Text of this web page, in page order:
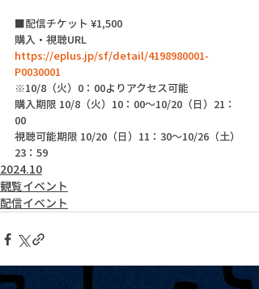
■配信チケット ¥1,500
購入・視聴URL
https://eplus.jp/sf/detail/4198980001-
P0030001
※10/8（火）0：00よりアクセス可能
購入期限 10/8（火）10：00～10/20（日）21：
00
視聴可能期限 10/20（日）11：30～10/26（土）
23：59
2024.10
観覧イベント
配信イベント